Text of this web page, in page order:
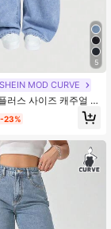
5
SHEIN MOD CURVE
러스 사이즈 캐주얼 루
블랙 청바지
-23%